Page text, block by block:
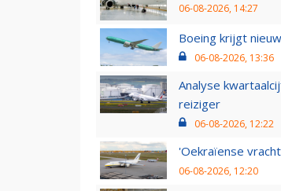
06-08-2026, 14:27
Boeing krijgt
06-08-2026, 13:36
Analyse
reiziger
06-08-2026, 12:22
'Oekraïense
06-08-2026, 12:20